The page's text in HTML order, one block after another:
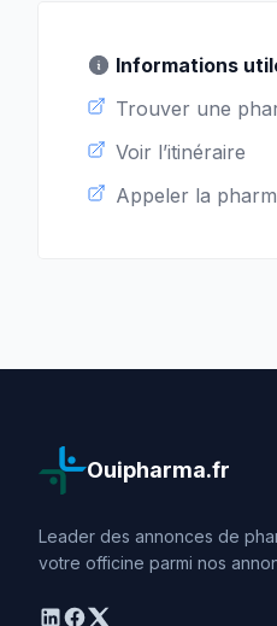
Informations
Trouver une
Voir l’itinéraire
Appeler la
Ouipharma.fr
Leader des annonces de
votre officine parmi nos
linkedin
facebook
twitter